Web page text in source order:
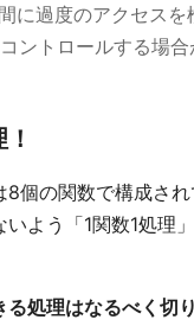
に過度のアクセスを
ントロールする場合
8個の関数で構成さ
よう「1関数1処理
る処理はなるべく切